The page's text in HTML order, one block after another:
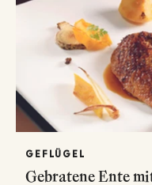
GEFLÜGEL
Gebratene Ente